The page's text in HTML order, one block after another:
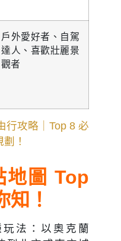
戶外愛好者、自駕
達人、喜歡壯麗景
觀者
行攻略｜Top 8 必
！
地圖 Top
知！
法：以奧克蘭